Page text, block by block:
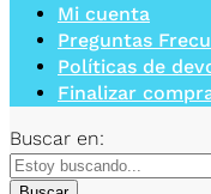
Mi cuenta
Preguntas
Políticas de
Finalizar
Buscar en: